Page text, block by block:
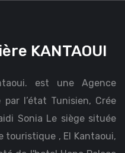
KANTAOUI
est une Agence
l’état Tunisien, Crée
Sonia Le siège située
touristique , El Kantaoui,